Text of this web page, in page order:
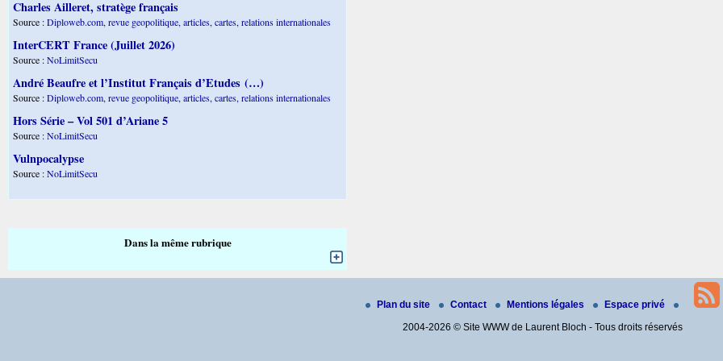
Charles Ailleret, stratège français
Source :Diploweb.com, revue geopolitique, articles, cartes, relations internationales
InterCERT France (Juillet 2026)
Source :NoLimitSecu
André Beaufre et l’Institut Français d’Etudes (…)
Source :Diploweb.com, revue geopolitique, articles, cartes, relations internationales
Hors Série – Vol 501 d’Ariane 5
Source :NoLimitSecu
Vulnpocalypse
Source :NoLimitSecu
Dans la même rubrique
Plan du site Contact Mentions légales
Espace privé
2004-2026 © Site WWW de Laurent Bloch - Tous droits réservés